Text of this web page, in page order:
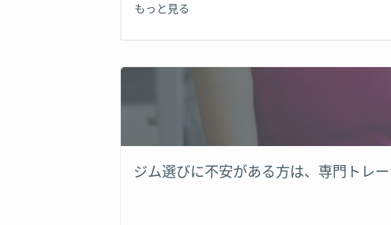
もっと見る
ジム選びに不安がある方は、専門トレ